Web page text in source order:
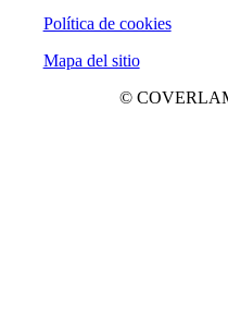
Política de cookies
Mapa del sitio
©